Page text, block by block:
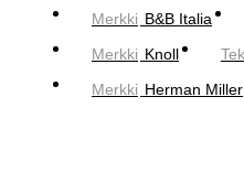
Merkki B&B Italia
Merkki Knoll
Merkki Herman Miller